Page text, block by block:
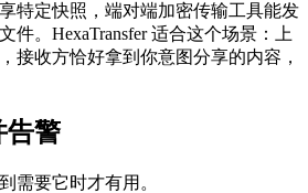
特定快照，端对端加密传输工具能发
件。HexaTransfer 适合这个场景：上
接收方恰好拿到你意图分享的内容，
告警
需要它时才有用。